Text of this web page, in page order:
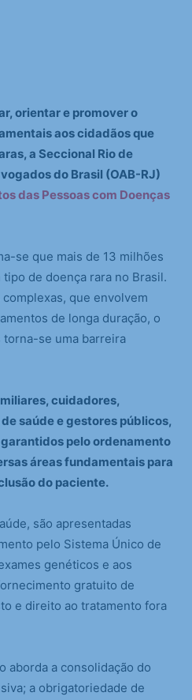
orientar e promover o
aos cidadãos que
a Seccional Rio de
do Brasil (OAB-RJ)
das Pessoas com Doenças
se que mais de 13 milhões
de doença rara no Brasil.
que envolvem
de longa duração, o
se uma barreira
cuidadores,
saúde e gestores públicos,
pelo ordenamento
áreas fundamentais para
do paciente.
são apresentadas
pelo Sistema Único de
genéticos e aos
gratuito de
e direito ao tratamento fora
aborda a consolidação do
a obrigatoriedade de